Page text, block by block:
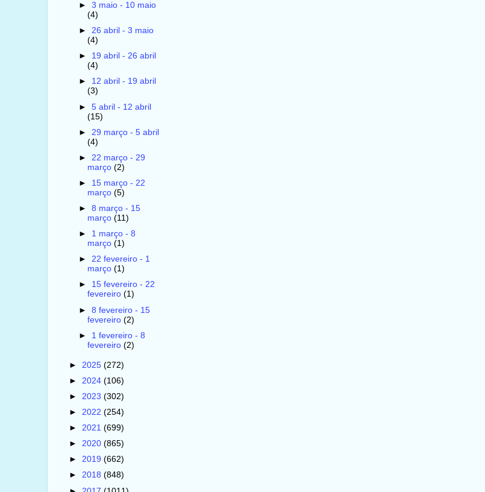
► 3 maio - 10 maio
(4)
► 26 abril - 3 maio
(4)
► 19 abril - 26 abril
(4)
► 12 abril - 19 abril
(3)
► 5 abril - 12 abril
(15)
► 29 março - 5 abril
(4)
► 22 março - 29
março (2)
► 15 março - 22
março (5)
► 8 março - 15
março (11)
► 1 março - 8
março (1)
► 22 fevereiro - 1
março (1)
► 15 fevereiro - 22
fevereiro (1)
► 8 fevereiro - 15
fevereiro (2)
► 1 fevereiro - 8
fevereiro (2)
► 2025 (272)
► 2024 (106)
► 2023 (302)
► 2022 (254)
► 2021 (699)
► 2020 (865)
► 2019 (662)
► 2018 (848)